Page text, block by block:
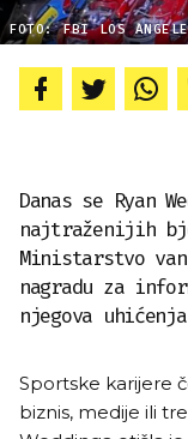
FOTO: FBI LOS
Danas se Ryan
najtraženijih
Ministarstvo
nagradu za
njegova
Sportske karijere
biznis, medije ili